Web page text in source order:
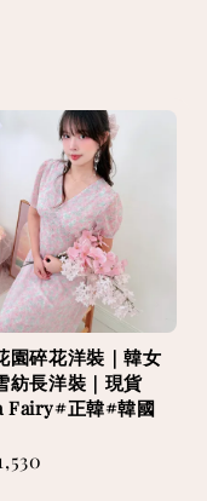
園碎花洋裝｜韓女
紡長洋裝｜現貨
Fairy#正韓#韓國